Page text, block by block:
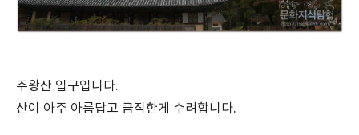
주왕산 입구입니다.
산이 아주 아름답고 큼직한게 수려합니다.